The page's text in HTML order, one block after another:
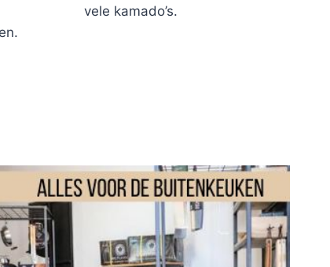
vele kamado’s.